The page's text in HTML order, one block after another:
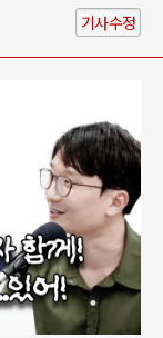
기사수정